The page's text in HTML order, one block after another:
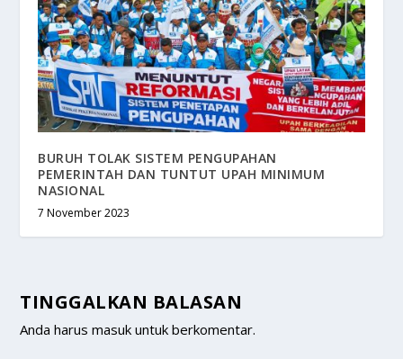
BURUH TOLAK SISTEM PENGUPAHAN
PEMERINTAH DAN TUNTUT UPAH MINIMUM
NASIONAL
7 November 2023
TINGGALKAN BALASAN
Anda harusmasuk untuk berkomentar.